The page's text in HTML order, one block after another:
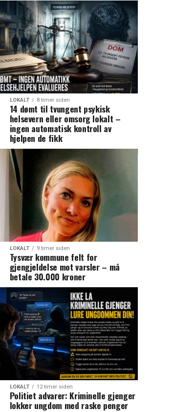
LOKALT 8 timer siden
14 dømt til tvungent psykisk
helsevern eller omsorg lokalt –
ingen automatisk kontroll av
hjelpen de fikk
LOKALT 9 timer siden
Tysvær kommune felt for
gjengjeldelse mot varsler – må
betale 30.000 kroner
LOKALT 12 timer siden
Politiet advarer: Kriminelle gjenger
lokker ungdom med raske penger